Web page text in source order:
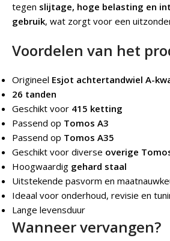
tegen slijtage, hoge belasting en
gebruik, wat zorgt voor een
Voordelen van het
Origineel Esjot achtertandwiel A-
26 tanden
Geschikt voor 415 ketting
Passend op Tomos A3
Passend op Tomos A35
Geschikt voor diverse overige
Hoogwaardig gehard staal
Uitstekende pasvorm en
Ideaal voor onderhoud, revisie en
Lange levensduur
Wanneer vervangen?